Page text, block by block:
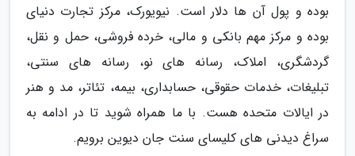
بوده و پول آن ها دلار است. نیویورک، مرکز تجارت دنیای
بوده و مرکز مهم بانکی و مالی، خرده فروشی، حمل و نقل،
گردشگری، املاک، رسانه های نو، رسانه های سنتی،
تبلیغات، خدمات حقوقی، حسابداری، بیمه، تئاتر، مد و هنر
در ایالات متحده هست. با ما همراه شوید تا در ادامه به
سراغ دیدنی های کلیسای سنت جان دیوین برویم.